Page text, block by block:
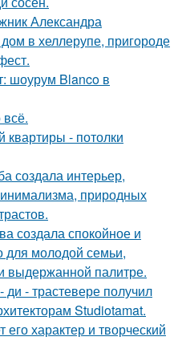
Александра
в хеллерупе, пригороде
шоурум Blanco в
квартиры - потолки
создала интерьер,
природных
создала спокойное и
для молодой семьи,
выдержанной палитре.
- трастевере получил
Studiotamat.
характер и творческий